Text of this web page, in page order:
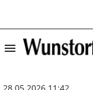
menu